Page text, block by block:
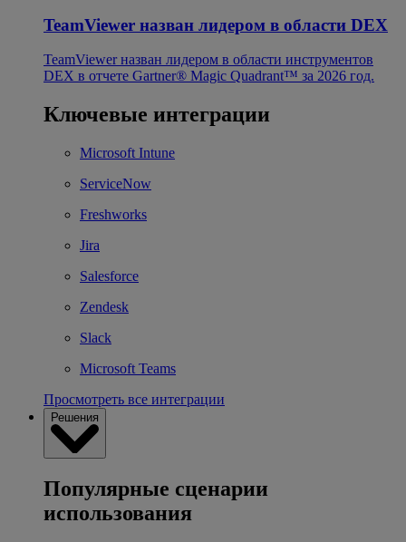
TeamViewer назван лидером в области DEX
TeamViewer назван лидером в области инструментов
DEX в отчете Gartner® Magic Quadrant™ за 2026 год.
Ключевые интеграции
Microsoft Intune
ServiceNow
Freshworks
Jira
Salesforce
Zendesk
Slack
Microsoft Teams
Просмотреть все интеграции
Решения
Популярные сценарии
использования